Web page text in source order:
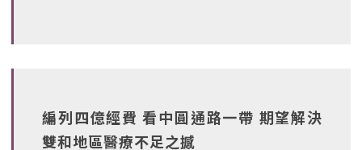
編列四億經費 看中圓通路一帶 期望解決
雙和地區醫療不足之撼